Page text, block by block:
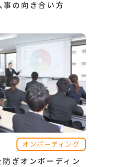
事の向き合い方
オンボーディング
防ぎオンボーディン